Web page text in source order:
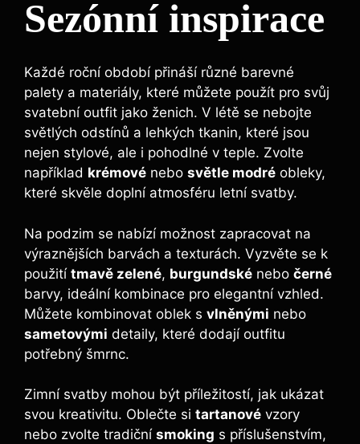
Sezónní inspirace
Každé roční období přináší různé barevné
palety a materiály, které můžete použít pro svůj
svatební outfit jako ženich. V létě se nebojte
světlých odstínů a lehkých tkanin, které jsou
nejen stylové, ale i pohodlné v teple. Zvolte
například krémové nebo světle modré obleky,
které skvěle doplní atmosféru letní svatby.
Na podzim se nabízí možnost zapracovat na
výraznějších barvách a texturách. Vyzvěte se k
použití tmavě zelené, burgundské nebo černé
barvy, ideální kombinace pro elegantní vzhled.
Můžete kombinovat oblek s vlněnými nebo
sametovými detaily, které dodají outfitu
potřebný šmrnc.
Zimní svatby mohou být příležitostí, jak ukázat
svou kreativitu. Oblečte si tartanové vzory
nebo zvolte tradiční smoking s příslušenstvím,